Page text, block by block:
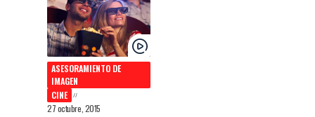
ASESORAMIENTO DE
IMAGEN
CINE
27 octubre, 2015